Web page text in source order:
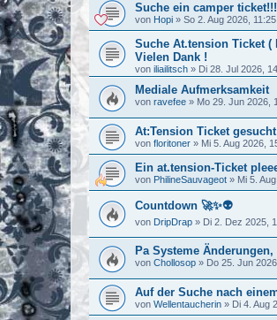
Suche ein camper ticket!!!
von Hopi » So 2. Aug 2026, 11:25
Suche At.tension Ticket (
Vielen Dank !
von iliailitsch » Di 28. Jul 2026,
Mediale Aufmerksamkeit
von ravefee » Mo 29. Jun 2026,
At:Tension Ticket gesucht
von floritoner » Mi 5. Aug 2026,
Ein at.tension-Ticket
von PhilineSauvageot » Mi 5.
Countdown 🚀✨👽
von DripDrap » Di 2. Dez 2025,
Pa Systeme
von Chollosop » Do 25. Jun
Auf der Suche nach
von Wellentaucherin » Di 4. Aug